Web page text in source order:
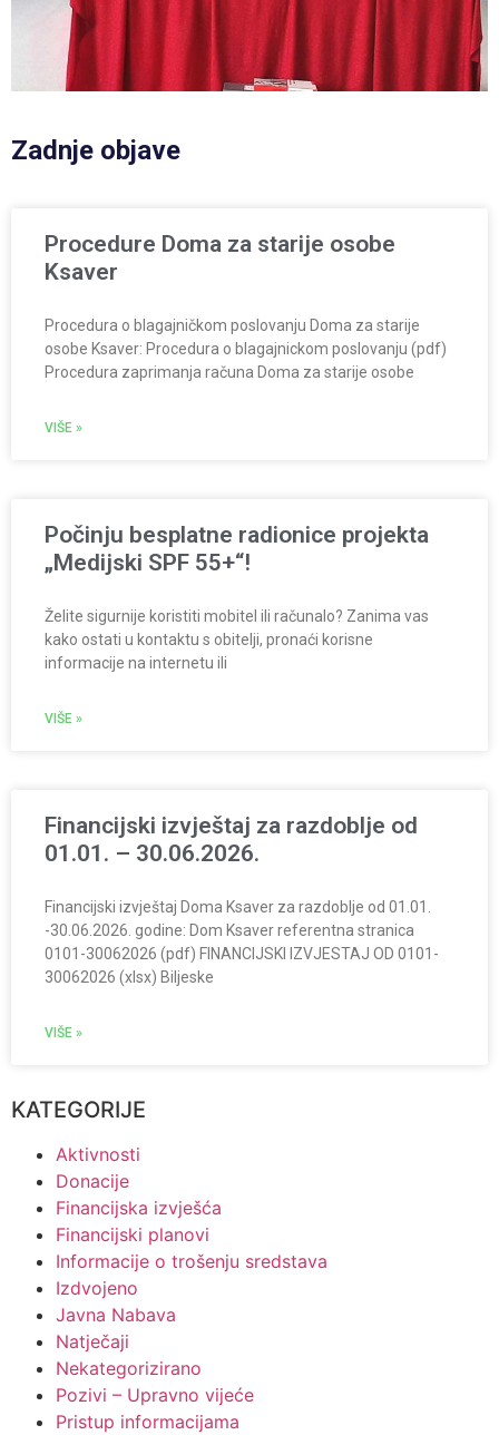
Zadnje objave
Procedure Doma za starije osobe
Ksaver
Procedura o blagajničkom poslovanju Doma za starije
osobe Ksaver: Procedura o blagajnickom poslovanju (pdf)
Procedura zaprimanja računa Doma za starije osobe
VIŠE »
Počinju besplatne radionice projekta
„Medijski SPF 55+“!
Želite sigurnije koristiti mobitel ili računalo? Zanima vas
kako ostati u kontaktu s obitelji, pronaći korisne
informacije na internetu ili
VIŠE »
Financijski izvještaj za razdoblje od
01.01. – 30.06.2026.
Financijski izvještaj Doma Ksaver za razdoblje od 01.01.
-30.06.2026. godine: Dom Ksaver referentna stranica
0101-30062026 (pdf) FINANCIJSKI IZVJESTAJ OD 0101-
30062026 (xlsx) Biljeske
VIŠE »
KATEGORIJE
Aktivnosti
Donacije
Financijska izvješća
Financijski planovi
Informacije o trošenju sredstava
Izdvojeno
Javna Nabava
Natječaji
Nekategorizirano
Pozivi – Upravno vijeće
Pristup informacijama